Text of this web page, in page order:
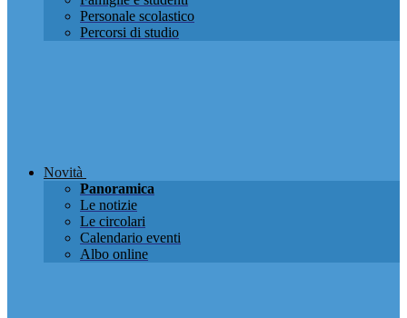
Personale scolastico
Percorsi di studio
Novità
Panoramica
Le notizie
Le circolari
Calendario eventi
Albo online